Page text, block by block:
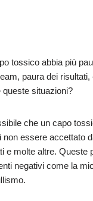
tossico abbia più
paura dei
queste situazioni?
che un capo
non essere accettato
e molte altre. Queste
negativi come la